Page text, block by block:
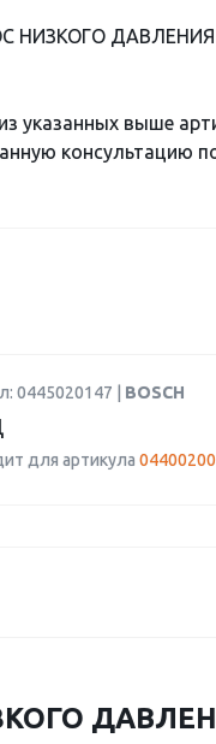
НИЗКОГО
указанных выше
консультацию
0445020147 | BOSCH
для артикула